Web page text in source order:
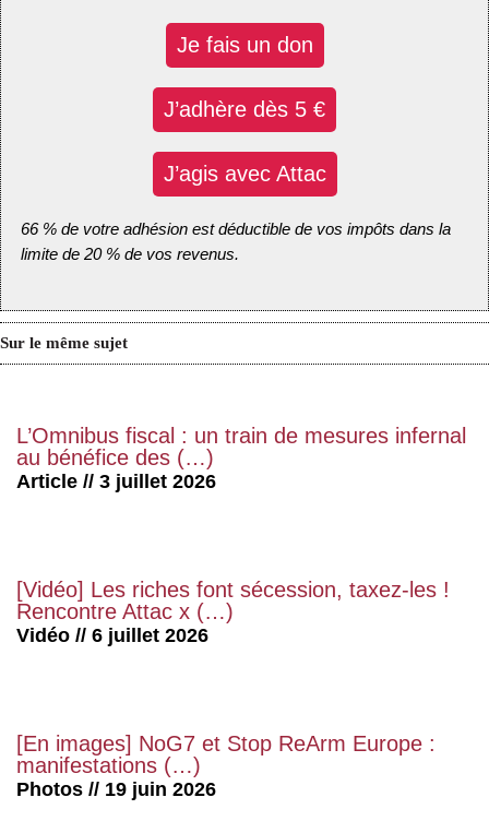
Je fais un don
J’adhère dès 5 €
J’agis avec Attac
66 % de votre adhésion est déductible de vos impôts dans la
limite de 20 % de vos revenus.
Sur le même sujet
L’Omnibus fiscal : un train de mesures infernal
au bénéfice des (…)
Article // 3 juillet 2026
[Vidéo] Les riches font sécession, taxez-les !
Rencontre Attac x (…)
Vidéo // 6 juillet 2026
[En images] NoG7 et Stop ReArm Europe :
manifestations (…)
Photos // 19 juin 2026